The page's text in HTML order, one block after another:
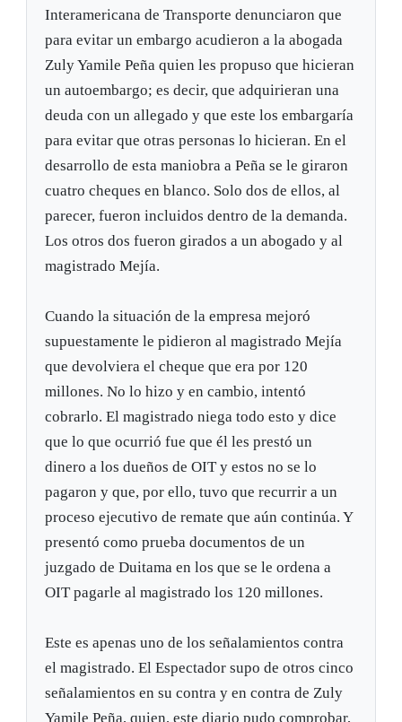
Interamericana de Transporte denunciaron que
para evitar un embargo acudieron a la abogada
Zuly Yamile Peña quien les propuso que hicieran
un autoembargo; es decir, que adquirieran una
deuda con un allegado y que este los embargaría
para evitar que otras personas lo hicieran. En el
desarrollo de esta maniobra a Peña se le giraron
cuatro cheques en blanco. Solo dos de ellos, al
parecer, fueron incluidos dentro de la demanda.
Los otros dos fueron girados a un abogado y al
magistrado Mejía.
Cuando la situación de la empresa mejoró
supuestamente le pidieron al magistrado Mejía
que devolviera el cheque que era por 120
millones. No lo hizo y en cambio, intentó
cobrarlo. El magistrado niega todo esto y dice
que lo que ocurrió fue que él les prestó un
dinero a los dueños de OIT y estos no se lo
pagaron y que, por ello, tuvo que recurrir a un
proceso ejecutivo de remate que aún continúa. Y
presentó como prueba documentos de un
juzgado de Duitama en los que se le ordena a
OIT pagarle al magistrado los 120 millones.
Este es apenas uno de los señalamientos contra
el magistrado. El Espectador supo de otros cinco
señalamientos en su contra y en contra de Zuly
Yamile Peña, quien, este diario pudo comprobar,